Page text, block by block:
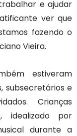
e ajudar
ver que
fazendo o
Vieira.
estiveram
subsecretários e
Crianças
idealizado por
durante a